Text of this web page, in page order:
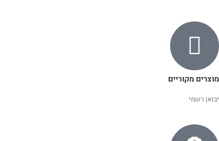
מוצרים מקוריים
יבואן רשמי